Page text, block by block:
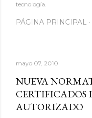
tecnología.
PÁGINA PRINCIPAL
mayo 07, 2010
NUEVA
CERTIFICADOS
AUTORIZADO